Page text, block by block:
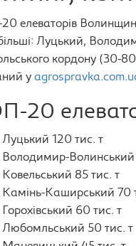
20 елеваторів
Луцький,
кордону (30-
у
20
Луцький 120 тис. т
Володимир-Волинський
Ковельський 85 тис. т
Камінь-Каширський 70
Горохівський 60 тис. т
Любомльський 50 тис. т